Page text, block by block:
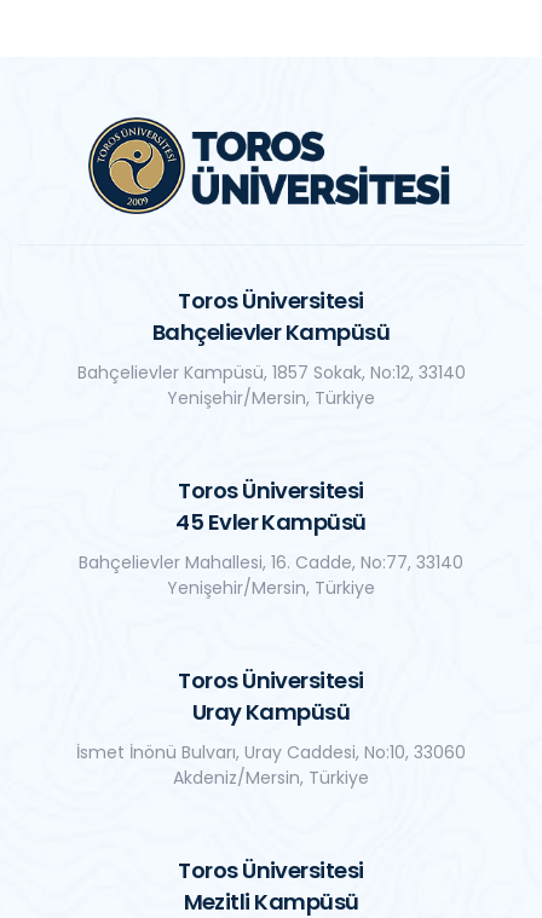
Toros Üniversitesi
Bahçelievler Kampüsü
Bahçelievler Kampüsü, 1857 Sokak, No:12, 33140
Yenişehir/Mersin, Türkiye
Toros Üniversitesi
45 Evler Kampüsü
Bahçelievler Mahallesi, 16. Cadde, No:77, 33140
Yenişehir/Mersin, Türkiye
Toros Üniversitesi
Uray Kampüsü
İsmet İnönü Bulvarı, Uray Caddesi, No:10, 33060
Akdeniz/Mersin, Türkiye
Toros Üniversitesi
Mezitli Kampüsü